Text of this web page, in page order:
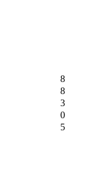
8
8
3
0
5